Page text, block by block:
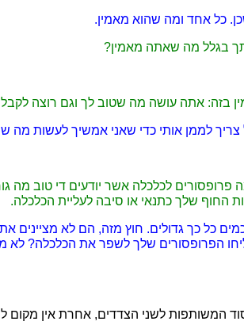
כל אחד ומה שהוא מאמין.
בגלל מה שאתה מאמין?
בזה: אתה עושה מה שטוב לך וגם רוצה
לממן אותי כדי שאני אמשיך לעשות מה
פרופסורים לכלכלה אשר יודעים די טוב מה
החוף שלך כתנאי או סיבה לעליית הכלכלה.
כל כך גדולים. חוץ מזה, הם לא מציינים
הפרופסורים שלך לשפר את הכלכלה? לא
המשותפות לשני הצדדים, אחרת אין מקום